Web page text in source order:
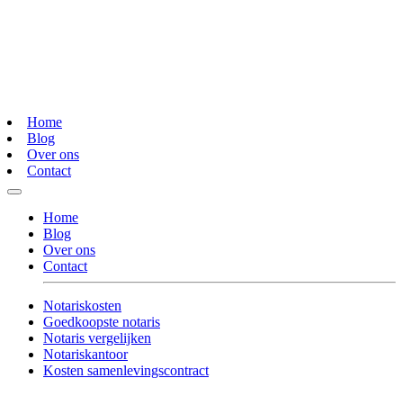
Home
Blog
Over ons
Contact
Home
Blog
Over ons
Contact
Notariskosten
Goedkoopste notaris
Notaris vergelijken
Notariskantoor
Kosten samenlevingscontract